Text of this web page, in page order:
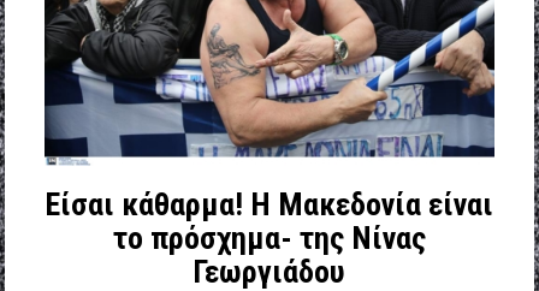
Είσαι κάθαρμα! Η Μακεδονία είναι
το πρόσχημα- της Νίνας
Γεωργιάδου